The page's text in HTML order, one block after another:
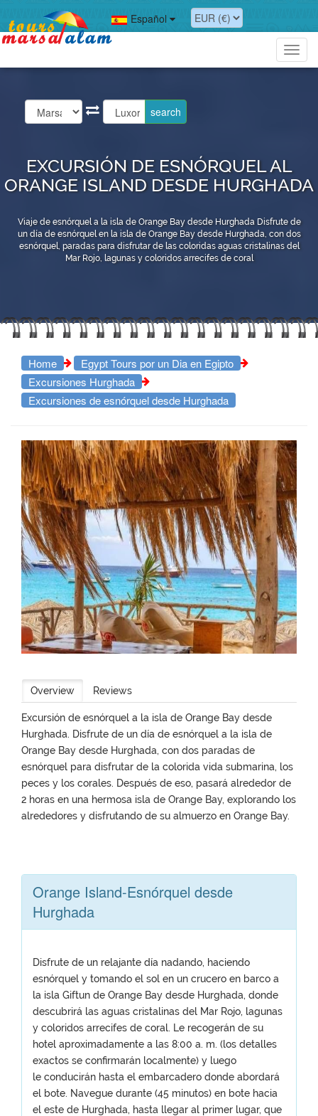
Español
EXCURSIÓN DE ESNÓRQUEL AL
ORANGE ISLAND DESDE HURGHADA
Viaje de esnórquel a la isla de Orange Bay desde Hurghada Disfrute de
un día de esnórquel en la isla de Orange Bay desde Hurghada, con dos
esnórquel, paradas para disfrutar de las coloridas aguas cristalinas del
Mar Rojo, lagunas y coloridos arrecifes de coral
Home
Egypt Tours por un Dia en Egipto
Excursiones Hurghada
Excursiones de esnórquel desde Hurghada
Overview Reviews
Excursión de esnórquel a la isla de Orange Bay desde
Hurghada. Disfrute de un día de esnórquel a la isla de
Orange Bay desde Hurghada, con dos paradas de
esnórquel para disfrutar de la colorida vida submarina, los
peces y los corales. Después de eso, pasará alrededor de
2 horas en una hermosa isla de Orange Bay, explorando los
alrededores y disfrutando de su almuerzo en Orange Bay.
Orange Island-Esnórquel desde
Hurghada
Disfrute de un relajante día nadando, haciendo
esnórquel y tomando el sol en un crucero en barco a
la isla Giftun de Orange Bay desde Hurghada, donde
descubrirá las aguas cristalinas del Mar Rojo, lagunas
y coloridos arrecifes de coral. Le recogerán de su
hotel aproximadamente a las 8:00 a. m. (los detalles
exactos se confirmarán localmente) y luego
le conducirán hasta el embarcadero donde abordará
el bote. Navegue durante (45 minutos) en bote hacia
el este de Hurghada, hasta llegar al primer lugar, que